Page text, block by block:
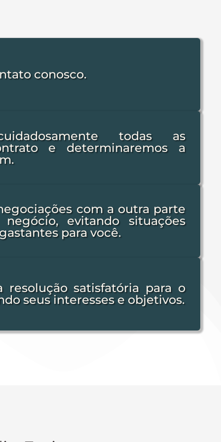
conosco.
todas as
e determinaremos a
com a outra parte
evitando situações
para você.
resolução satisfatória para o
seus interesses e objetivos.